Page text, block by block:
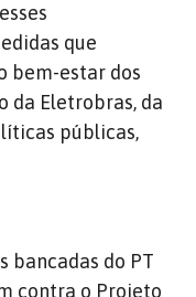
que
bem-estar dos
da Eletrobras, da
públicas,
bancadas do PT
contra o Projeto